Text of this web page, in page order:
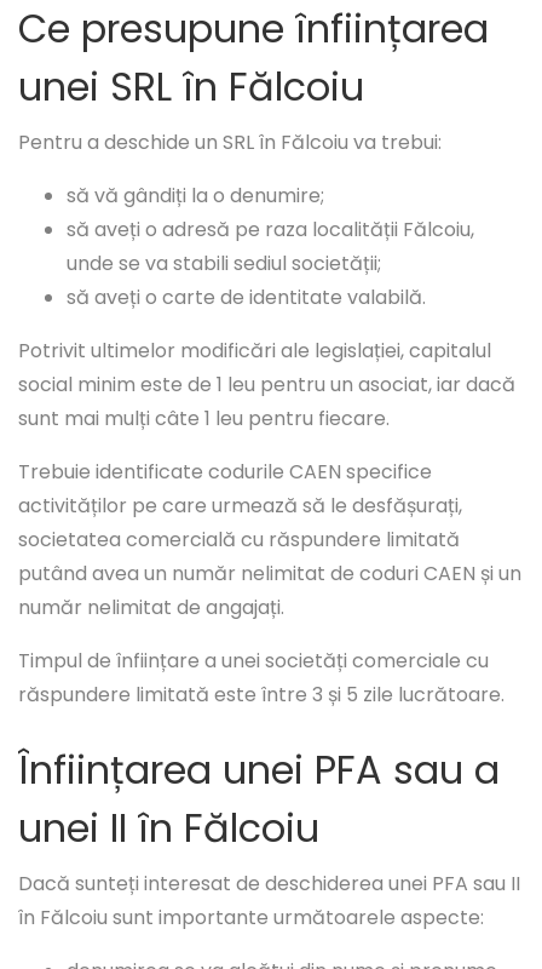
Ce presupune înființarea
unei SRL în Fălcoiu
Pentru a deschide un SRL în Fălcoiu va trebui:
să vă gândiți la o denumire;
să aveți o adresă pe raza localității Fălcoiu,
unde se va stabili sediul societății;
să aveți o carte de identitate valabilă.
Potrivit ultimelor modificări ale legislației, capitalul
social minim este de 1 leu pentru un asociat, iar dacă
sunt mai mulți câte 1 leu pentru fiecare.
Trebuie identificate codurile CAEN specifice
activităților pe care urmează să le desfășurați,
societatea comercială cu răspundere limitată
putând avea un număr nelimitat de coduri CAEN și un
număr nelimitat de angajați.
Timpul de înființare a unei societăți comerciale cu
răspundere limitată este între 3 și 5 zile lucrătoare.
Înființarea unei PFA sau a
unei II în Fălcoiu
Dacă sunteți interesat de deschiderea unei PFA sau II
în Fălcoiu sunt importante următoarele aspecte: